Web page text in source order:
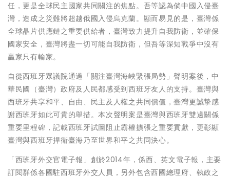
任，更是全球民主國家共同關注的焦點。吾等認為倘中國入侵臺
灣，造成之災難將超越俄國入侵烏克蘭。顯而易見的是，臺灣係
全球晶片供應鏈之重要供給者，臺灣致力提升自我防衛，並確保
國家安全，臺灣將盡一切可能自我防衛，但吾等深知戰爭中沒有
贏家只有輸家。
自從西班牙眾議院通過「關注臺灣海峽緊張局勢」聲明案後，中
華民國（臺灣）政府及人民都感受到西班牙友人的支持。臺灣與
西班牙共享和平、自由、民主及人權之共同價值，臺灣更誠摯感
謝西班牙如此可貴的舉措。本次聲明案是臺灣與西班牙雙邊關係
重要里程碑，記載西班牙試圖阻止霸權擴張之重要貢獻，更彰顯
臺灣與西班牙捍衛臺海乃至世界和平之共同決心。
「西班牙外交官電子報」創於2014年，係西、英文電子報，主要
訂閱群係各國駐西班牙外交人員，另外包含西國總理府、執政之